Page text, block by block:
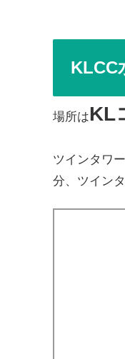
KLCC
場所はKL
ツインタワ
分、ツイン